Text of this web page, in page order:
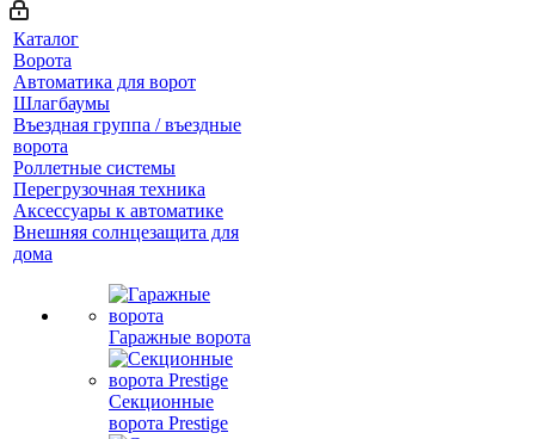
Каталог
Ворота
Автоматика для ворот
Шлагбаумы
Въездная группа / въездные
ворота
Роллетные системы
Перегрузочная техника
Аксессуары к автоматике
Внешняя солнцезащита для
дома
Гаражные ворота
Секционные
ворота Prestige